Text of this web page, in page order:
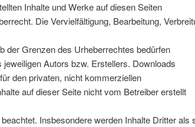
Inhalte und Werke auf diesen Seiten
Die Vervielfältigung, Bearbeitung,
der Grenzen des Urheberrechtes bedürfen
Autors bzw. Erstellers. Downloads
den privaten, nicht kommerziellen
auf dieser Seite nicht vom Betreiber erstellt
Insbesondere werden Inhalte Dritter als